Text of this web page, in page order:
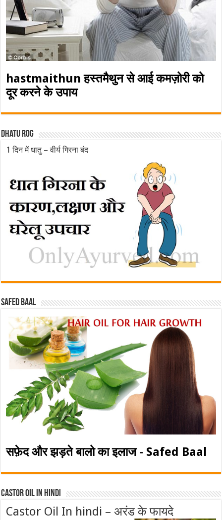
hastmaithun हस्तमैथुन से आई कमज़ोरी को
दूर करने के उपाय
Dhatu rog
1 दिन में धातु – वीर्य गिरना बंद
Safed baal
सफ़ेद और झड़ते बालो का इलाज - Safed Baal
Castor Oil In Hindi
Castor Oil In hindi – अरंड के फायदे